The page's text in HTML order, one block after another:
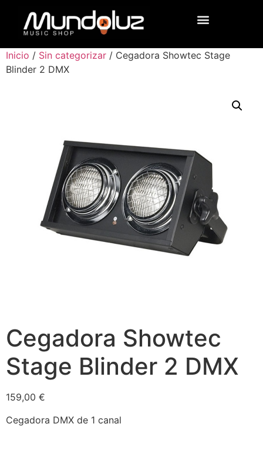
Inicio / Sin categorizar / Cegadora Showtec Stage
Blinder 2 DMX
Cegadora Showtec
Stage Blinder 2 DMX
159,00 €
Cegadora DMX de 1 canal